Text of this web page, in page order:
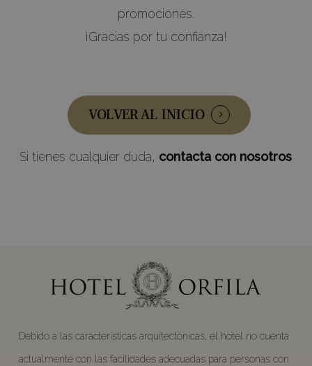
promociones.
¡Gracias por tu confianza!
VOLVER AL INICIO
Si tienes cualquier duda, contacta con nosotros
Debido a las características arquitectónicas, el hotel no cuenta
actualmente con las facilidades adecuadas para personas con